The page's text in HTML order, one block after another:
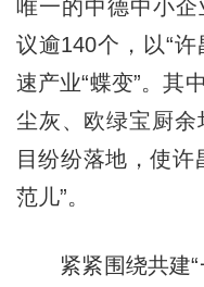
唯一的中德中小
议逾140个，以“许
速产业“蝶变”。其
尘灰、欧绿宝厨
目纷纷落地，使许
范儿”。
紧紧围绕共建“